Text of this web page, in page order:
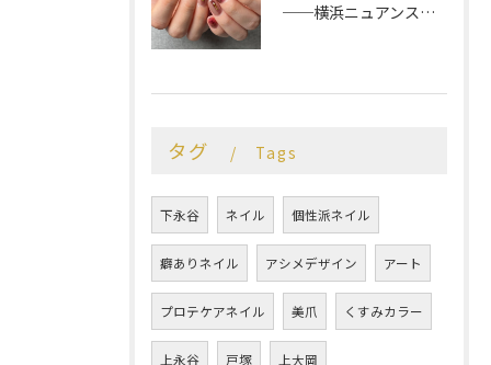
──横浜ニュアンスネイルサロン♡
タグ Tags
下永谷 ネイル 個性派ネイル
癖ありネイル アシメデザイン アート
プロテケアネイル 美爪 くすみカラー
上永谷 戸塚 上大岡